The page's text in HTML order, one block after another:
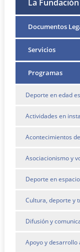
Documentos
Servicios
Programas
Deporte en edad
Actividades en
Acontecimientos
Asociacionismo y
Deporte en
Cultura, deporte y
Difusión y
Apoyo y